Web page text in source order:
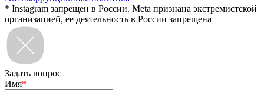
* Instagram запрещен в России. Meta признана экстремистской
организацией, ее деятельность в России запрещена
Задать вопрос
Имя*